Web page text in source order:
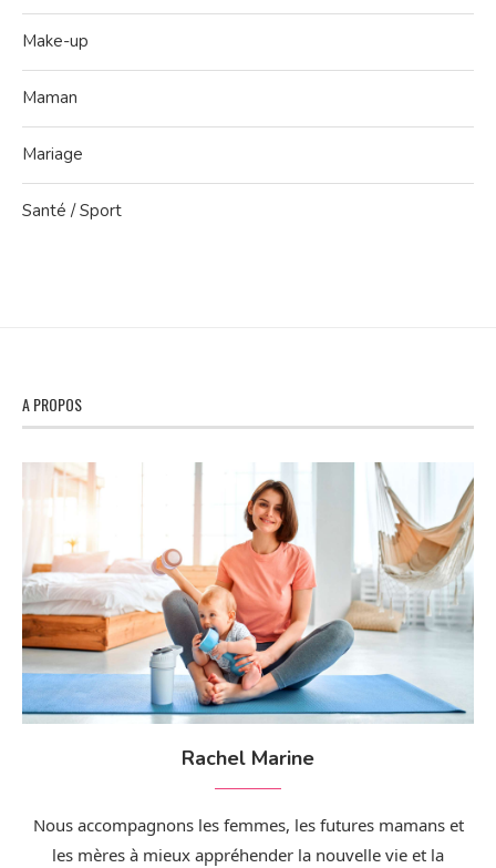
Make-up
Maman
Mariage
Santé / Sport
A PROPOS
Rachel Marine
Nous accompagnons les femmes, les futures mamans et
les mères à mieux appréhender la nouvelle vie et la